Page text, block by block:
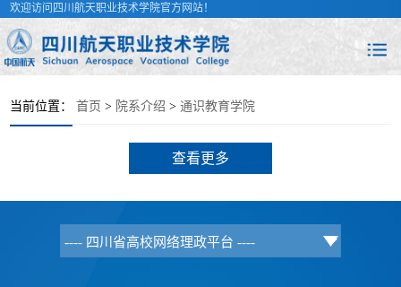
欢迎访问四川航天职业技术学院官方网站！
当前位置： 首页 > 院系介绍 >通识教育学院
查看更多